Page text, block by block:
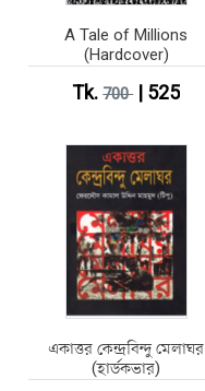
A Tale of Millions
(Hardcover)
Tk.700| 525
একাত্তর কেন্দ্রবিন্দু মেলাঘর
(হার্ডকভার)